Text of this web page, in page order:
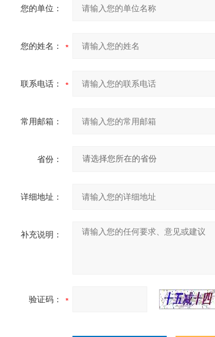
您的单位：
您的姓名：
联系电话：
常用邮箱：
省份：
详细地址：
补充说明：
验证码：